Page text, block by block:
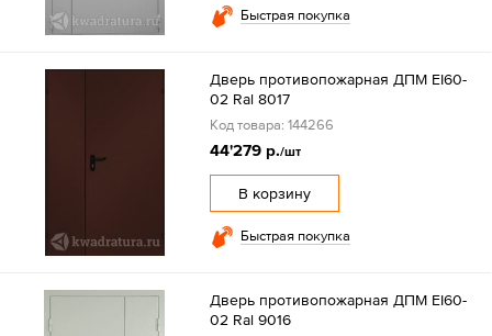
Быстрая покупка
Дверь противопожарная ДПМ EI60-
02 Ral 8017
Код товара: 144266
44'279 р./шт
В корзину
Быстрая покупка
Дверь противопожарная ДПМ EI60-
02 Ral 9016